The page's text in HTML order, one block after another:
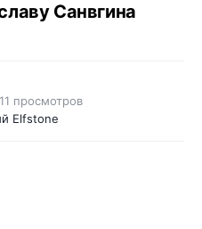
Санвгина
просмотров
Elfstone